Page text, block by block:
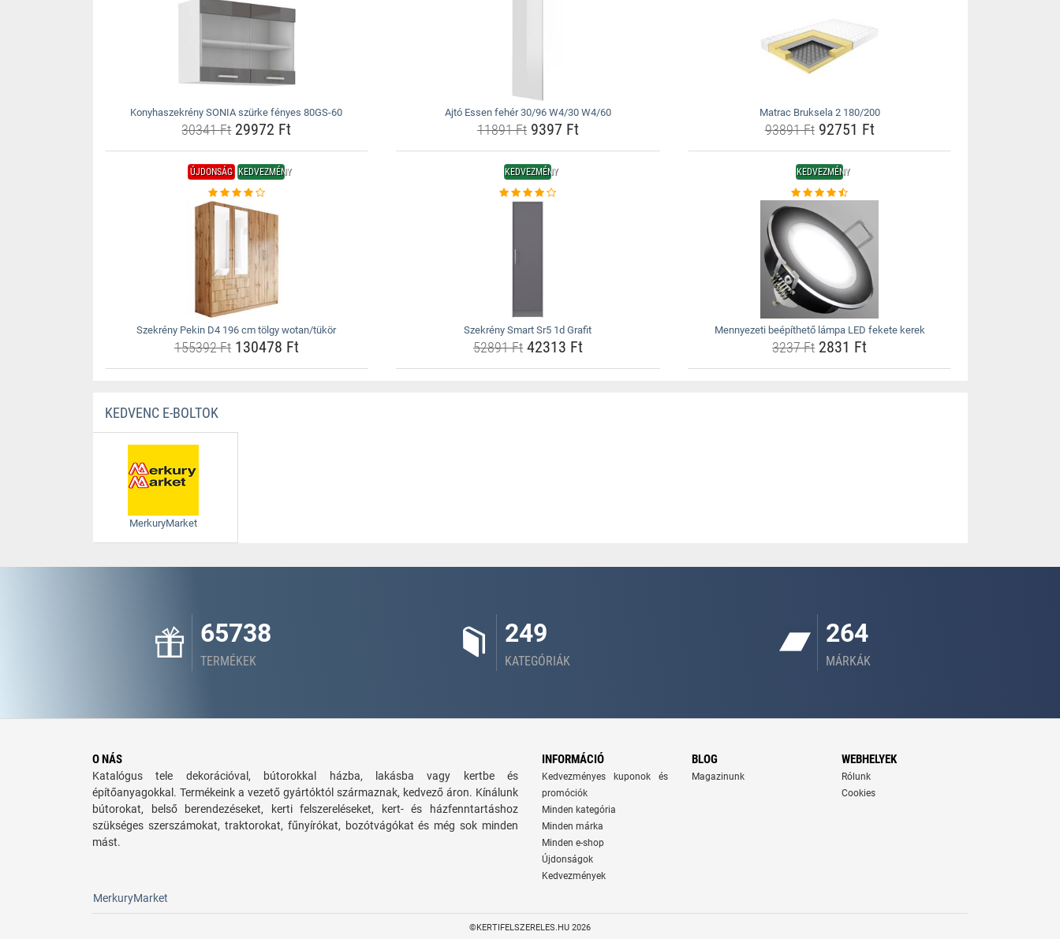
Konyhaszekrény SONIA szürke fényes 80GS-60
30341 Ft29972 Ft
Ajtó Essen fehér 30/96 W4/30 W4/60
11891 Ft9397 Ft
Matrac Bruksela 2 180/200
93891 Ft92751 Ft
ÚJDONSÁG KEDVEZMÉNY
Szekrény Pekin D4 196 cm tölgy wotan/tükör
155392 Ft130478 Ft
KEDVEZMÉNY
Szekrény Smart Sr5 1d Grafit
52891 Ft42313 Ft
KEDVEZMÉNY
Mennyezeti beépíthető lámpa LED fekete kerek
3237 Ft 2831 Ft
KEDVENC E-BOLTOK
MerkuryMarket
65738
TERMÉKEK
249
KATEGÓRIÁK
264
MÁRKÁK
O NÁS
Katalógus tele dekorációval, bútorokkal házba, lakásba vagy kertbe és
építőanyagokkal. Termékeink a vezető gyártóktól származnak, kedvező áron. Kínálunk
bútorokat, belső berendezéseket, kerti felszereléseket, kert- és házfenntartáshoz
szükséges szerszámokat, traktorokat, fűnyírókat, bozótvágókat és még sok minden
mást.
INFORMÁCIÓ
Kedvezményes kuponok és
promóciók
Minden kategória
Minden márka
Minden e-shop
Újdonságok
Kedvezmények
BLOG
Magazinunk
WEBHELYEK
Rólunk
Cookies
MerkuryMarket
©KERTIFELSZERELES.HU 2026